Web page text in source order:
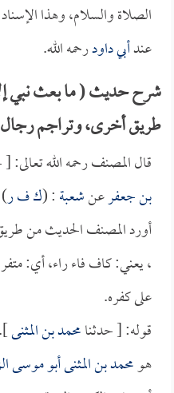
الصلاة والسلام، وهذا
عندأبي داودرحمه الله.
شرح حديث ( ما بعث نبي
طريق أخرى، وتراجم رجال
قال المصنف رحمه الله تعالى:
بن جعفرعنشعبة: (ك ف ر
أورد المصنف الحديث من
، يعني: كاف فاء راء، أي:
على كفره.
قوله: [ حدثنامحمد بن المثنى].
هومحمد بن المثنى أبو موسى